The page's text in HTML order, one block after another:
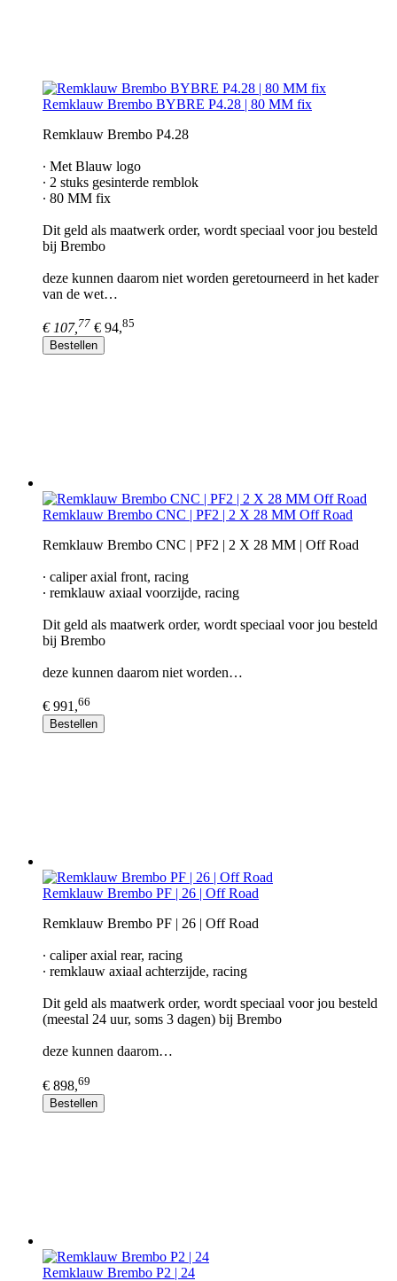
Remklauw Brembo BYBRE P4.28 | 80 MM fix
Remklauw Brembo P4.28
∙ Met Blauw logo
∙ 2 stuks gesinterde remblok
∙ 80 MM fix
Dit geld als maatwerk order, wordt speciaal voor jou besteld
bij Brembo
deze kunnen daarom niet worden geretourneerd in het kader
van de wet…
€ 107, 77 € 94,85
Bestellen
Remklauw Brembo CNC | PF2 | 2 X 28 MM Off Road
Remklauw Brembo CNC | PF2 | 2 X 28 MM | Off Road
∙ caliper axial front, racing
∙ remklauw axiaal voorzijde, racing
Dit geld als maatwerk order, wordt speciaal voor jou besteld
bij Brembo
deze kunnen daarom niet worden…
€ 991,66
Bestellen
Remklauw Brembo PF | 26 | Off Road
Remklauw Brembo PF | 26 | Off Road
∙ caliper axial rear, racing
∙ remklauw axiaal achterzijde, racing
Dit geld als maatwerk order, wordt speciaal voor jou besteld
(meestal 24 uur, soms 3 dagen) bij Brembo
deze kunnen daarom…
€ 898,69
Bestellen
Remklauw Brembo P2 | 24